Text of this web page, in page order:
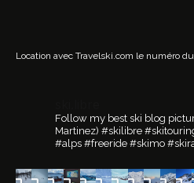
Location avec Travelski.com le numéro
Follow my best ski blog
Martinez) #skilibre
#alps #freeride #skimo